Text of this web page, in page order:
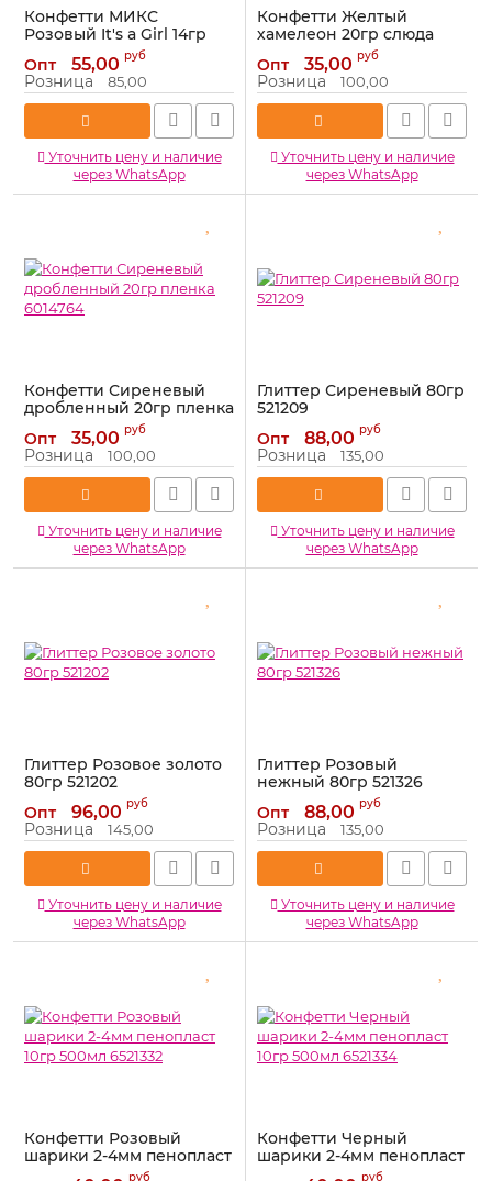
Конфетти МИКС
Розовый It's a Girl 14гр
пластик BS00116-PK
Артикул: BS00116-PK
Опт 55,00 руб
Розница 85,00
Уточнить цену и наличие
через WhatsApp
Конфетти Желтый
хамелеон 20гр слюда
Артикул: 6014763
Опт 35,00 руб
Розница 100,00
Уточнить цену и наличие
через WhatsApp
Конфетти Сиреневый
дробленный 20гр пленка
Артикул: 6014764
Опт 35,00 руб
Розница 100,00
Уточнить цену и наличие
через WhatsApp
Глиттер Сиреневый 80гр
521209
Артикул: 521209
Опт 88,00 руб
Розница 135,00
Уточнить цену и наличие
через WhatsApp
Глиттер Розовое золото
80гр 521202
Артикул: 521202
Опт 96,00 руб
Розница 145,00
Уточнить цену и наличие
через WhatsApp
Глиттер Розовый
нежный 80гр 521326
Артикул: 521326
Опт 88,00 руб
Розница 135,00
Уточнить цену и наличие
через WhatsApp
Конфетти Розовый
шарики 2-4мм пенопласт
10гр 500мл 6521332
руб
Конфетти Черный
шарики 2-4мм пенопласт
10гр 500мл 6521334
руб